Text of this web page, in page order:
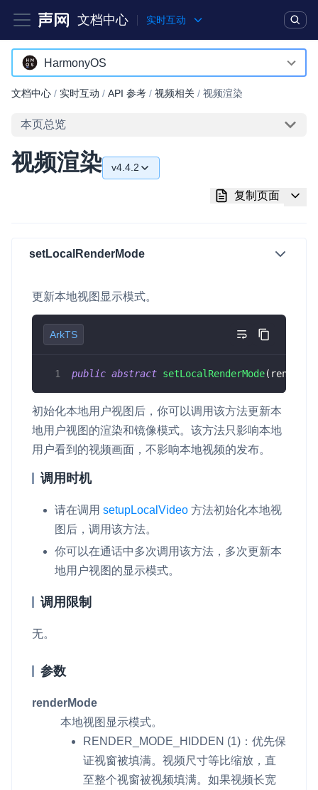
文档中心 实时互动
产品 解决方案
突破传统文字交互模式，与 AI 进行高拟真、自然流畅的实时语
音对话
一整套低延时、高并发、可扩展、高可靠的实时消息及状态同步
即时通讯 IM
务。
融合 CDN 直播
CDN 直播方案
为智能硬件提供优质的媒体流传输，实现人与人、人与物、物与
实时互动扩展能力
实时转录翻译
微呼叫
Status Page
集中展示声网主要产品及服务的综合服务质量及可用性信息
内容审核
对实时音频和视频画面进行风险识别，并联动回调和业务处置流
HarmonyOS
Android
iOS
macOS
Web
C# (Windows)
小程序
Electron
Unity
Flutter
React Native
Unreal (C++)
文档中心 / 实时互动 / API 参考 / 视频相关 / 视频渲染
本页总览
视频渲染 v4.4.2
v4.4.0
复制页面
setLocalRenderMode
更新本地视图显示模式。
ArkTS
public abstract setLocalRenderMode(
初始化本地用户视图后，你可以调用该方法更新本
地用户视图的渲染和镜像模式。该方法只影响本地
用户看到的视频画面，不影响本地视频的发布。
调用时机
请在调用 setupLocalVideo 方法初始化本地视
图后，调用该方法。
你可以在通话中多次调用该方法，多次更新本
地用户视图的显示模式。
调用限制
无。
参数
renderMode
本地视图显示模式。
RENDER_MODE_HIDDEN (1)：优先保
证视窗被填满。视频尺寸等比缩放，直
至整个视窗被视频填满。如果视频长宽